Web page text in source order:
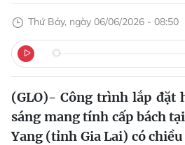
Thứ Bảy, ngày 06/06/2026 - 08:50
(GLO)- Công trình lắp đặt
sáng mang tính cấp bách
Yang (tỉnh Gia Lai) có